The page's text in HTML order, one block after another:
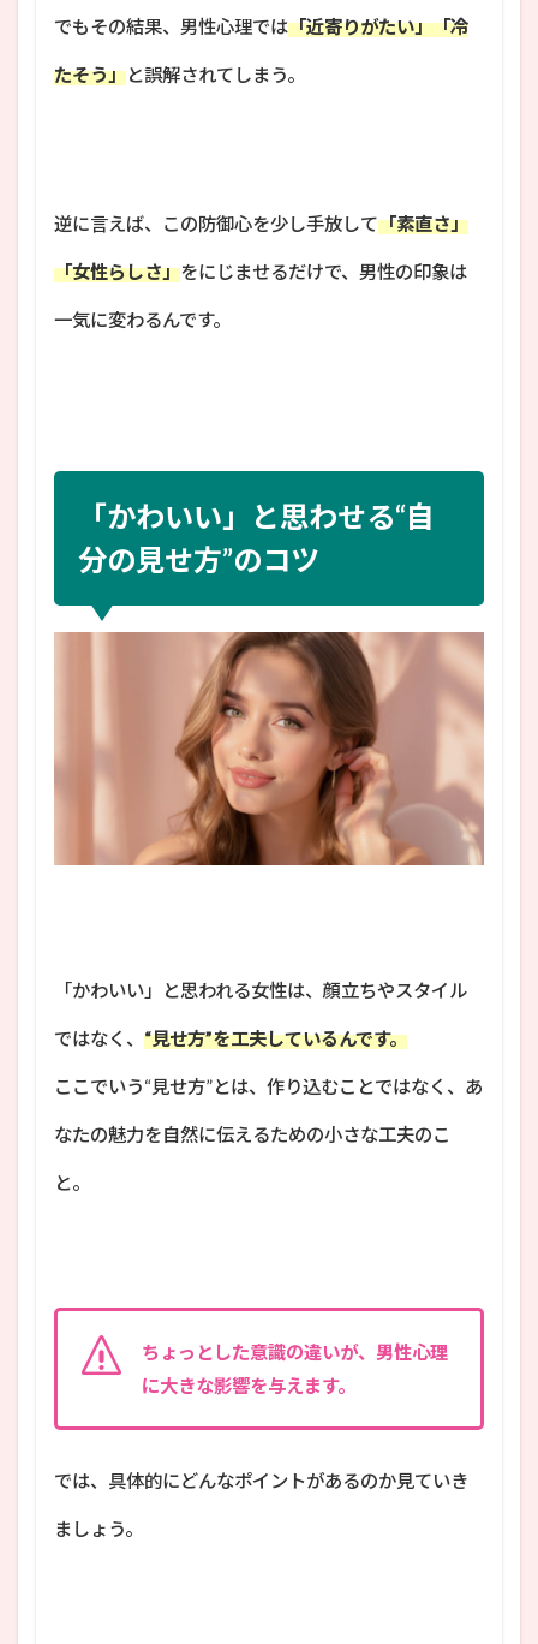
でもその結果、男性心理では「近寄りがたい」「冷
たそう」と誤解されてしまう。
逆に言えば、この防御心を少し手放して「素直さ」
「女性らしさ」をにじませるだけで、男性の印象は
一気に変わるんです。
「かわいい」と思わせる“自
分の見せ方”のコツ
「かわいい」と思われる女性は、顔立ちやスタイル
ではなく、 “見せ方”を工夫しているんです。
ここでいう“見せ方”とは、作り込むことではなく、あ
なたの魅力を自然に伝えるための小さな工夫のこ
と。
ちょっとした意識の違いが、男性心理
に大きな影響を与えます。
では、具体的にどんなポイントがあるのか見ていき
ましょう。